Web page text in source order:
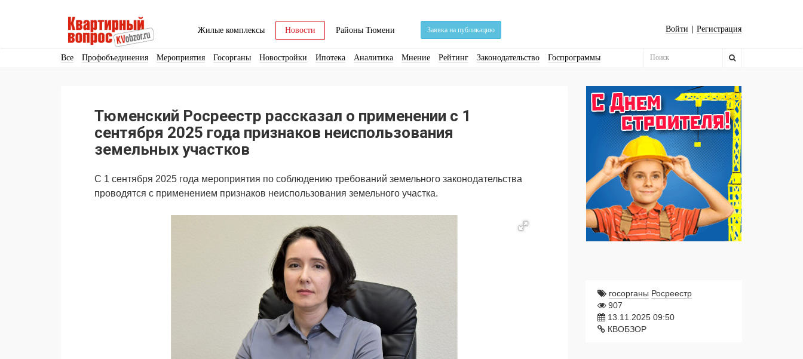
Жилые комплексы Новости Районы Тюмени Заявка на публикацию Войти | Регистрация
Все Профобъединения Мероприятия Госорганы Новостройки Ипотека Аналитика Мнение Рейтинг Законодательство Госпрограммы
Тюменский Росреестр рассказал о применении с 1
сентября 2025 года признаков неиспользования
земельных участков
С 1 сентября 2025 года мероприятия по соблюдению требований земельного законодательства
проводятся с применением признаков неиспользования земельного участка.
госорганы Росреестр
907
13.11.2025 09:50
КВОБЗОР